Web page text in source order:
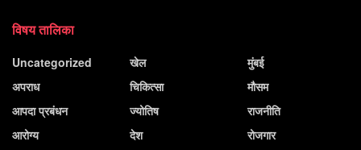
विषय तालिका
Uncategorized
अपराध
आपदा प्रबंधन
आरोग्य
खेल
चिकित्सा
ज्योतिष
देश
मुंबई
मौसम
राजनीति
रोजगार